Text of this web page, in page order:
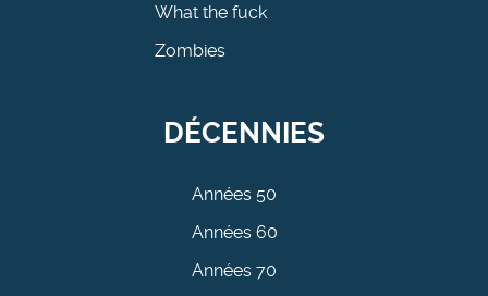
What the fuck
Zombies
DÉCENNIES
Années 50
Années 60
Années 70